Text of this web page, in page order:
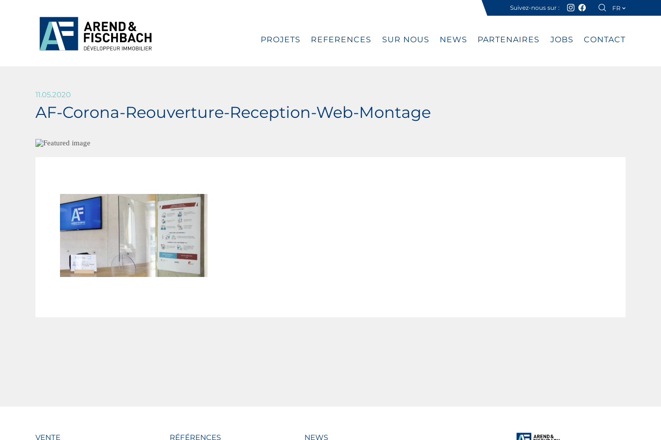
Suivez-nous sur : FR
PROJETS REFERENCES SUR NOUS NEWS PARTENAIRES JOBS CONTACT
11.05.2020
AF-Corona-Reouverture-Reception-Web-Montage
VENTE RÉFÉRENCES NEWS